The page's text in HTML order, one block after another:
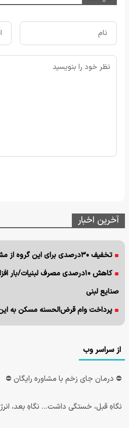
آخرین اخبار
تخفیف ۳۰درصدی برای این گروه از مشترکان برق+جزییات
کاهش ۱۰درصدی مصرف لبنیات/
صنایع لبنی
پرداخت وام قرض‌الحسنه مسکن به این
از سراسر وب
⛔ درمان جای زخم با مشاوره رایگان ⛔
نگاهِ قبل، خستگی داشت... نگاهِ بعد، انرژی داره